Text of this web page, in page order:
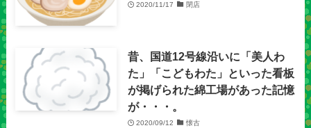
2020/11/17 閉店
昔、国道12号線沿いに「美人わ
た」「こどもわた」といった看板
が掲げられた綿工場があった記憶
が・・・。
2020/09/12 懐古